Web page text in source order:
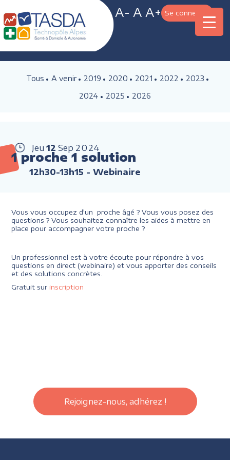
A- A A+ Se connecter
Tous A venir 2019 2020 2021 2022
2023
2024
2025 2026
Jeu 12 Sep 2024
1 proche 1 solution
12h30-13h15 - Webinaire
Vous vous occupez d'un proche âgé ? Vous vous posez des
questions ? Vous souhaitez connaître les aides à mettre en
place pour accompagner votre proche ?
Un professionnel est à votre écoute pour répondre à vos
questions en direct (webinaire) et vous apporter des conseils
et des solutions concrètes.
Gratuit sur inscription
Rejoignez-nous, adhérez !